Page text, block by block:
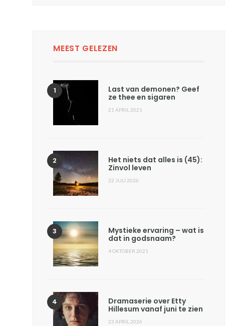
MEEST GELEZEN
Last van demonen? Geef
ze thee en sigaren
21 APRIL 2021
Het niets dat alles is (45):
Zinvol leven
22 JULI 2026
Mystieke ervaring – wat is
dat in godsnaam?
4 OKTOBER 2021
Dramaserie over Etty
Hillesum vanaf juni te zien
23 APRIL 2026